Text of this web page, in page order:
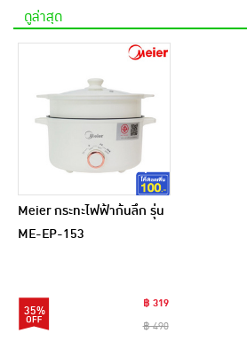
ดูล่าสุด
Meier กระทะไฟฟ้าก้นลึก รุ่น
ME-EP-153
35%
฿ 319
฿ 490